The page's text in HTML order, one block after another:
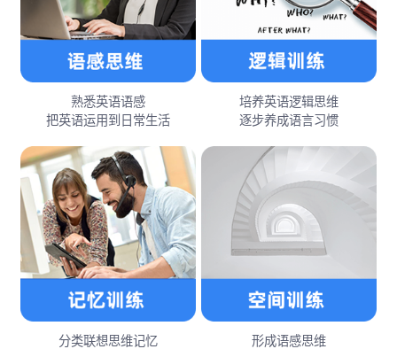
熟悉英语语感
把英语运用到日常生活
培养英语逻辑思维
逐步养成语言习惯
分类联想思维记忆
形成语感思维